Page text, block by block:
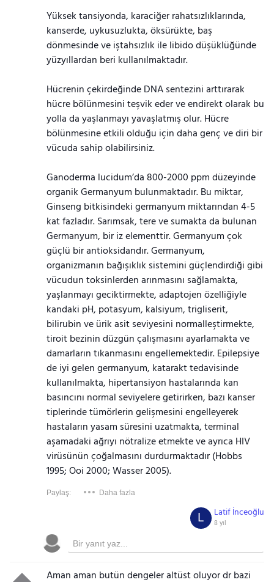
Yüksek tansiyonda, karaciğer rahatsızlıklarında,
kanserde, uykusuzlukta, öksürükte, baş
dönmesinde ve iştahsızlık ile libido düşüklüğünde
yüzyıllardan beri kullanılmaktadır.
Hücrenin çekirdeğinde DNA sentezini arttırarak
hücre bölünmesini teşvik eder ve endirekt olarak bu
yolla da yaşlanmayı yavaşlatmış olur. Hücre
bölünmesine etkili olduğu için daha genç ve diri bir
vücuda sahip olabilirsiniz.
Ganoderma lucidum’da 800-2000 ppm düzeyinde
organik Germanyum bulunmaktadır. Bu miktar,
Ginseng bitkisindeki germanyum miktarından 4-5
kat fazladır. Sarımsak, tere ve sumakta da bulunan
Germanyum, bir iz elementtir. Germanyum çok
güçlü bir antioksidandır. Germanyum,
organizmanın bağışıklık sistemini güçlendirdiği gibi
vücudun toksinlerden arınmasını sağlamakta,
yaşlanmayı geciktirmekte, adaptojen özelliğiyle
kandaki pH, potasyum, kalsiyum, trigliserit,
bilirubin ve ürik asit seviyesini normalleştirmekte,
tiroit bezinin düzgün çalışmasını ayarlamakta ve
damarların tıkanmasını engellemektedir. Epilepsiye
de iyi gelen germanyum, katarakt tedavisinde
kullanılmakta, hipertansiyon hastalarında kan
basıncını normal seviyelere getirirken, bazı kanser
tiplerinde tümörlerin gelişmesini engelleyerek
hastaların yasam süresini uzatmakta, terminal
aşamadaki ağrıyı nötralize etmekte ve ayrıca HIV
virüsünün çoğalmasını durdurmaktadır (Hobbs
1995; Ooi 2000; Wasser 2005).
Paylaş: Daha fazla
Latif İnceoğlu
8 yıl
L
Aman aman butün dengeler altüst oluyor dr bazi